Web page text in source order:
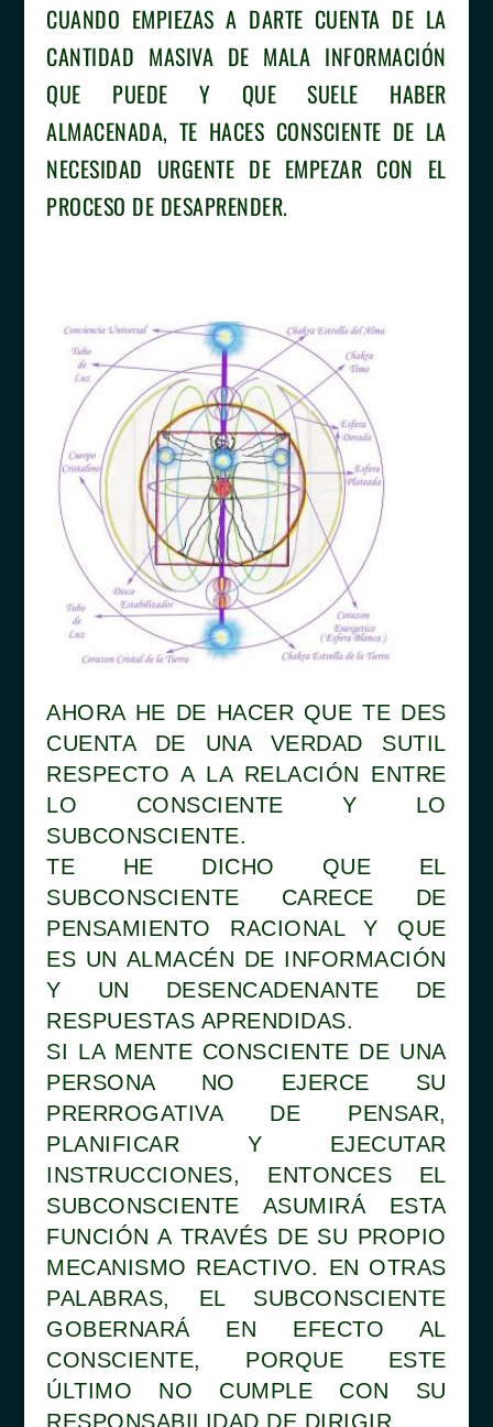
CUANDO EMPIEZAS A DARTE CUENTA DE LA
CANTIDAD MASIVA DE MALA INFORMACIÓN
QUE PUEDE Y QUE SUELE HABER
ALMACENADA, TE HACES CONSCIENTE DE LA
NECESIDAD URGENTE DE EMPEZAR CON EL
PROCESO DE DESAPRENDER.
AHORA HE DE HACER QUE TE DES
CUENTA DE UNA VERDAD SUTIL
RESPECTO A LA RELACIÓN ENTRE
LO CONSCIENTE Y LO
SUBCONSCIENTE.
TE HE DICHO QUE EL
SUBCONSCIENTE CARECE DE
PENSAMIENTO RACIONAL Y QUE
ES UN ALMACÉN DE INFORMACIÓN
Y UN DESENCADENANTE DE
RESPUESTAS APRENDIDAS.
SI LA MENTE CONSCIENTE DE UNA
PERSONA NO EJERCE SU
PRERROGATIVA DE PENSAR,
PLANIFICAR Y EJECUTAR
INSTRUCCIONES, ENTONCES EL
SUBCONSCIENTE ASUMIRÁ ESTA
FUNCIÓN A TRAVÉS DE SU PROPIO
MECANISMO REACTIVO. EN OTRAS
PALABRAS, EL SUBCONSCIENTE
GOBERNARÁ EN EFECTO AL
CONSCIENTE, PORQUE ESTE
ÚLTIMO NO CUMPLE CON SU
RESPONSABILIDAD DE DIRIGIR.